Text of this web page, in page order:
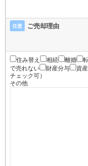
任意 ご売却理由
住み替え 相続 離婚
で売れない
財産分与 資
チェック可）
その他